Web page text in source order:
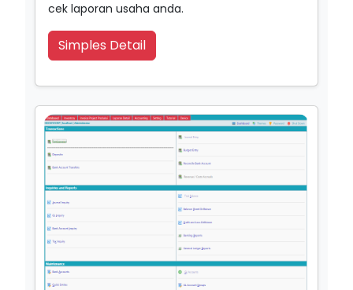
cek laporan usaha anda.
Simples Detail